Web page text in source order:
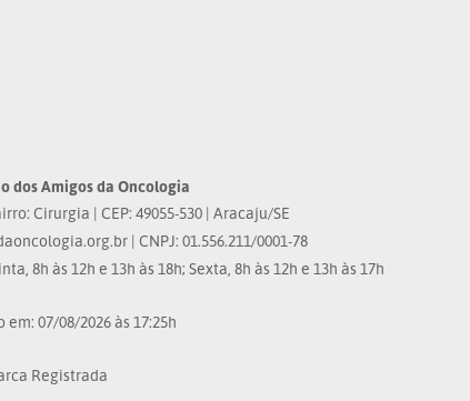
dos Amigos da Oncologia
Cirurgia | CEP: 49055-530 | Aracaju/SE
| CNPJ: 01.556.211/0001-78
8h às 12h e 13h às 18h; Sexta, 8h às 12h e 13h às 17h
07/08/2026 às 17:25h
Registrada